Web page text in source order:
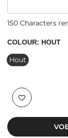
150 Characters
COLOUR: HOUT
Hout